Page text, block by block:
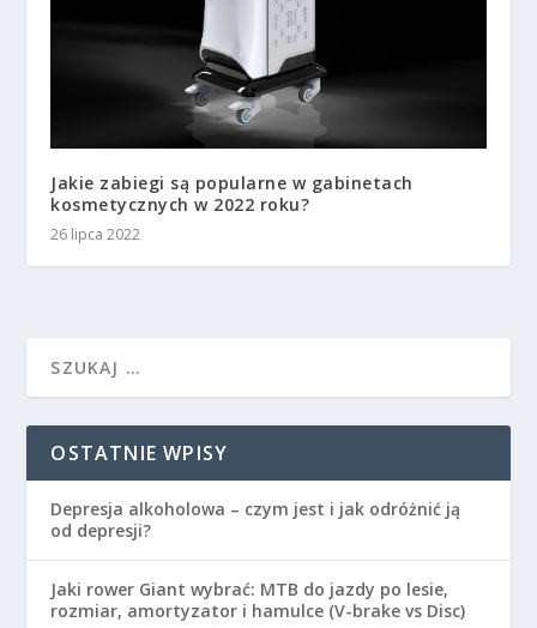
Jakie zabiegi są popularne w gabinetach
kosmetycznych w 2022 roku?
26 lipca 2022
OSTATNIE WPISY
Depresja alkoholowa – czym jest i jak odróżnić ją
od depresji?
Jaki rower Giant wybrać: MTB do jazdy po lesie,
rozmiar, amortyzator i hamulce (V-brake vs Disc)